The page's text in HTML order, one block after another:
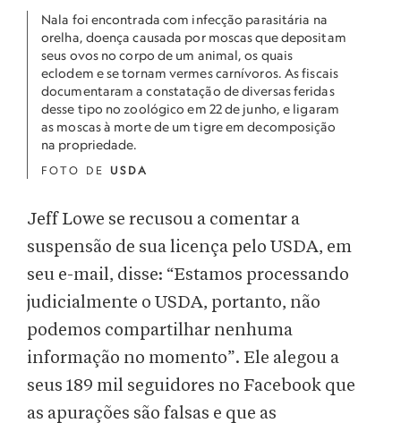
Nala foi encontrada com infecção parasitária na
orelha, doença causada por moscas que depositam
seus ovos no corpo de um animal, os quais
eclodem e se tornam vermes carnívoros. As fiscais
documentaram a constatação de diversas feridas
desse tipo no zoológico em 22 de junho, e ligaram
as moscas à morte de um tigre em decomposição
na propriedade.
FOTO DE USDA
Jeff Lowe se recusou a comentar a
suspensão de sua licença pelo USDA, em
seu e-mail, disse: “Estamos processando
judicialmente o USDA, portanto, não
podemos compartilhar nenhuma
informação no momento”. Ele alegou a
seus 189 mil seguidores no Facebook que
as apurações são falsas e que as